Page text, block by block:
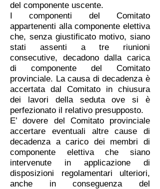
del componente uscente.
I componenti del Comitato
appartenenti alla componente elettiva
che, senza giustificato motivo, siano
stati assenti a tre riunioni
consecutive, decadono dalla carica
di componente del Comitato
provinciale. La causa di decadenza è
accertata dal Comitato in chiusura
dei lavori della seduta ove si è
perfezionato il relativo presupposto.
E’ dovere del Comitato provinciale
accertare eventuali altre cause di
decadenza a carico dei membri di
componente elettiva che siano
intervenute in applicazione di
disposizioni regolamentari ulteriori,
anche in conseguenza del